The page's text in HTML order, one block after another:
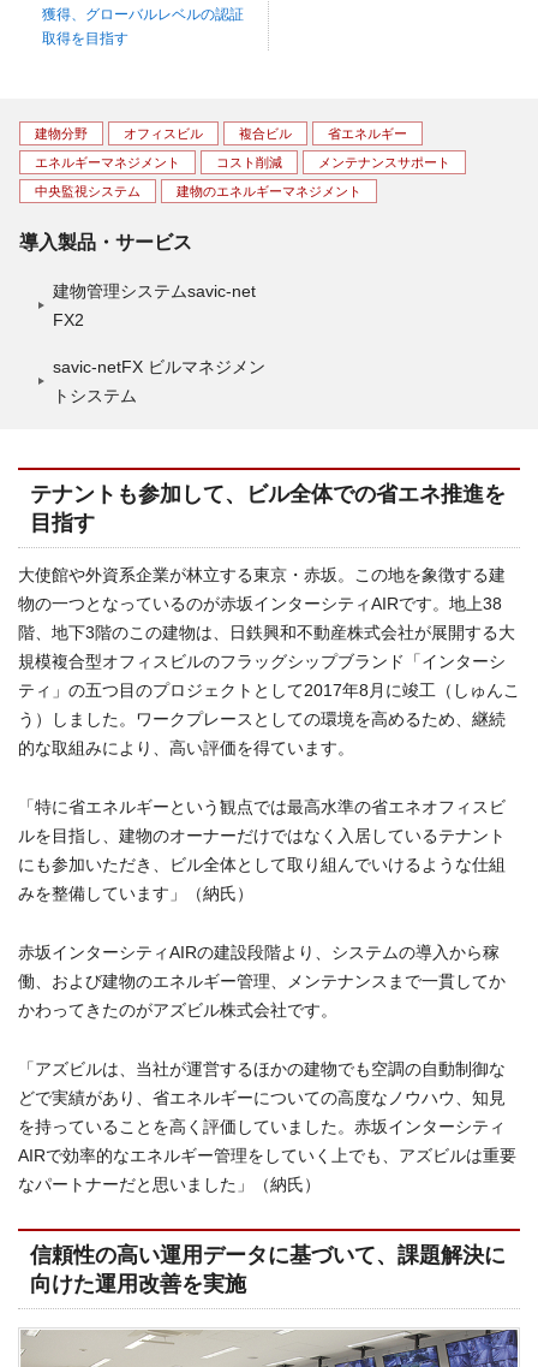
獲得、グローバルレベルの認証
取得を目指す
建物分野 オフィスビル 複合ビル
省エネルギー
エネルギーマネジメント
コスト削減
メンテナンスサポート
中央監視システム
建物のエネルギーマネジメント
導入製品・サービス
建物管理システムsavic-net
FX2
savic-netFX ビルマネジメン
トシステム
テナントも参加して、ビル全体での省エネ推進を
目指す
大使館や外資系企業が林立する東京・赤坂。この地を象徴する建
物の一つとなっているのが赤坂インターシティAIRです。地上38
階、地下3階のこの建物は、日鉄興和不動産株式会社が展開する大
規模複合型オフィスビルのフラッグシップブランド「インターシ
ティ」の五つ目のプロジェクトとして2017年8月に竣工（しゅんこ
う）しました。ワークプレースとしての環境を高めるため、継続
的な取組みにより、高い評価を得ています。
「特に省エネルギーという観点では最高水準の省エネオフィスビ
ルを目指し、建物のオーナーだけではなく入居しているテナント
にも参加いただき、ビル全体として取り組んでいけるような仕組
みを整備しています」（納氏）
赤坂インターシティAIRの建設段階より、システムの導入から稼
働、および建物のエネルギー管理、メンテナンスまで一貫してか
かわってきたのがアズビル株式会社です。
「アズビルは、当社が運営するほかの建物でも空調の自動制御な
どで実績があり、省エネルギーについての高度なノウハウ、知見
を持っていることを高く評価していました。赤坂インターシティ
AIRで効率的なエネルギー管理をしていく上でも、アズビルは重要
なパートナーだと思いました」（納氏）
信頼性の高い運用データに基づいて、課題解決に
向けた運用改善を実施